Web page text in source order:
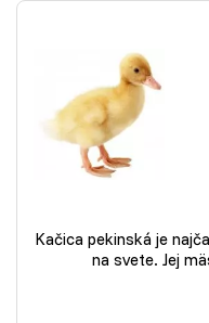
Kačica pekinská je
na svete. Jej